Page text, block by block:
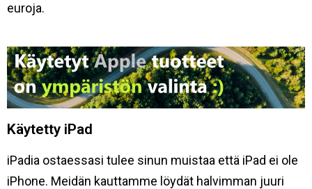
euroja.
Käytetty iPad
iPadia ostaessasi tulee sinun muistaa että iPad ei ole
iPhone. Meidän kauttamme löydät halvimman juuri